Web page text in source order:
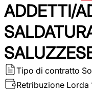
ADDETTI/
Tipo di contratto
Retribuzione Lorda